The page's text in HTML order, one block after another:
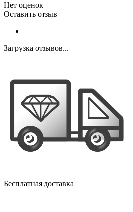
Нет оценок
Оставить отзыв
Загрузка отзывов...
Бесплатная доставка